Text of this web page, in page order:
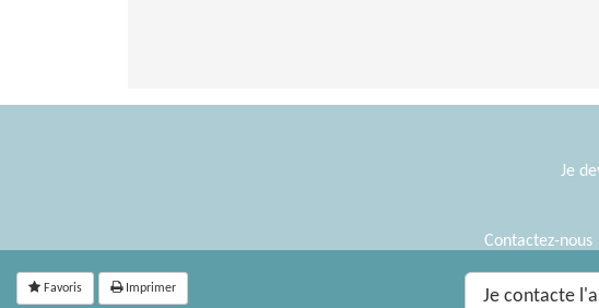
Favoris Imprimer Je contacte
Je
Contactez-nous
®